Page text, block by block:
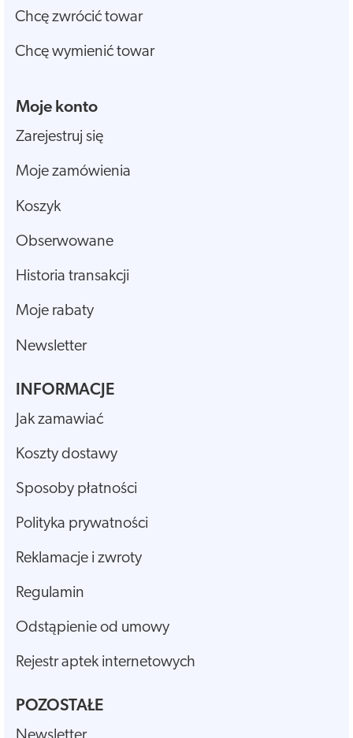
Chcę zwrócić towar
Chcę wymienić towar
Moje konto
Zarejestruj się
Moje zamówienia
Koszyk
Obserwowane
Historia transakcji
Moje rabaty
Newsletter
INFORMACJE
Jak zamawiać
Koszty dostawy
Sposoby płatności
Polityka prywatności
Reklamacje i zwroty
Regulamin
Odstąpienie od umowy
Rejestr aptek internetowych
POZOSTAŁE